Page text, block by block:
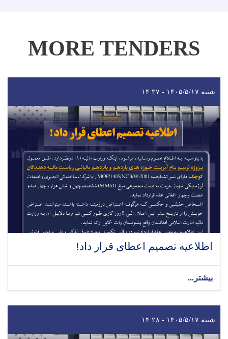
MORE TENDERS
شنبه ۱۴۰۵/۵/۱۷ - ۱۴:۳۷
اطلاعیه تصمیم اعطای قرار داد!
بیشتر...
شنبه ۱۴۰۵/۵/۱۷ - ۱۴:۲۸